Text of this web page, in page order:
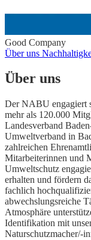
Good Company
Über uns
Über uns
Der NABU engagiert
mehr als 120.000
Landesverband
Umweltverband in
zahlreichen
Mitarbeiterinnen und
Umweltschutz
erhalten und fördern
fachlich
abwechslungsreiche
Atmosphäre
Identifikation mit
Naturschutzmacher/-